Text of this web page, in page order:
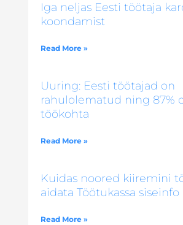
Iga neljas Eesti töötaja
koondamist
Read More »
Uuring: Eesti töötajad on
rahulolematud ning 87%
töökohta
Read More »
Kuidas noored kiiremini
aidata Töötukassa siseinfo
Read More »